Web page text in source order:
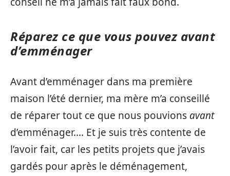
Réparez ce que vous pouvez avant
d’emménager
Avant d’emménager dans ma première
maison l’été dernier, ma mère m’a conseillé
de réparer tout ce que nous pouvions avant
d’emménager…. Et je suis très contente de
l’avoir fait, car les petits projets que j’avais
gardés pour après le déménagement,